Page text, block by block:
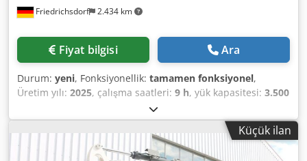
Friedrichsdorf 2.434 km
Fiyat bilgisi Ara
Durum: yeni, Fonksiyonellik: tamamen fonksiyonel,
Üretim yılı: 2025, çalışma saatleri: 9 h, yük kapasitesi: 3.500
4.380 mm
mm, yakıt türü:dizel, direk tipi:triplex, inşaat yüksekliği:
45 kW (61,18 bg)
, fork taşıyıcı genişliği:
, çatalların uzunluğu: 1.200 mm
, boş ağırlık:
Küçük ilan